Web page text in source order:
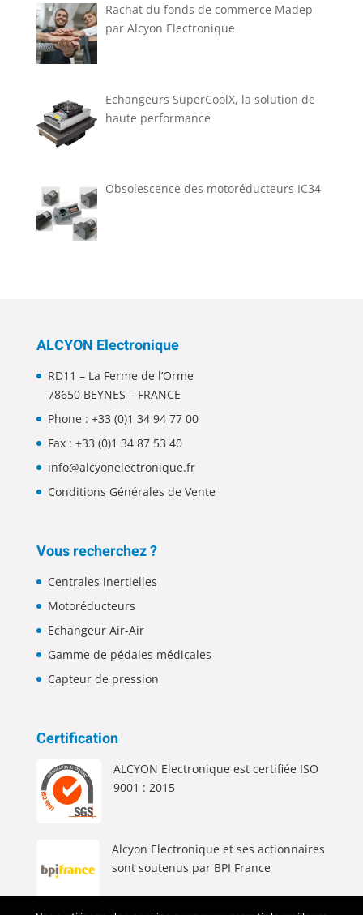
Rachat du fonds de commerce Madep
par Alcyon Electronique
Echangeurs SuperCoolX, la solution de
haute performance
Obsolescence des motoréducteurs IC34
ALCYON Electronique
RD11 – La Ferme de l’Orme
78650 BEYNES – FRANCE
Phone : +33 (0)1 34 94 77 00
Fax : +33 (0)1 34 87 53 40
info@alcyonelectronique.fr
Conditions Générales de Vente
Vous recherchez ?
Centrales inertielles
Motoréducteurs
Echangeur Air-Air
Gamme de pédales médicales
Capteur de pression
Certification
ALCYON Electronique est certifiée ISO
9001 : 2015
Alcyon Electronique et ses actionnaires
sont soutenus par BPI France